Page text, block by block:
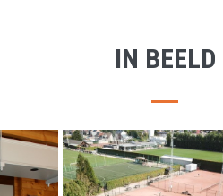
IN BEELD